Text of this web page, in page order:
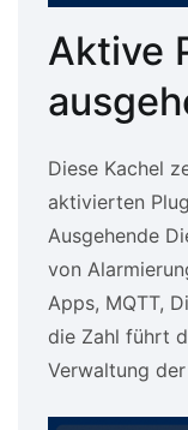
Aktive
Diese Kachel
aktivierten
Ausgehende
von
Apps, MQTT,
die Zahl führt
Verwaltung